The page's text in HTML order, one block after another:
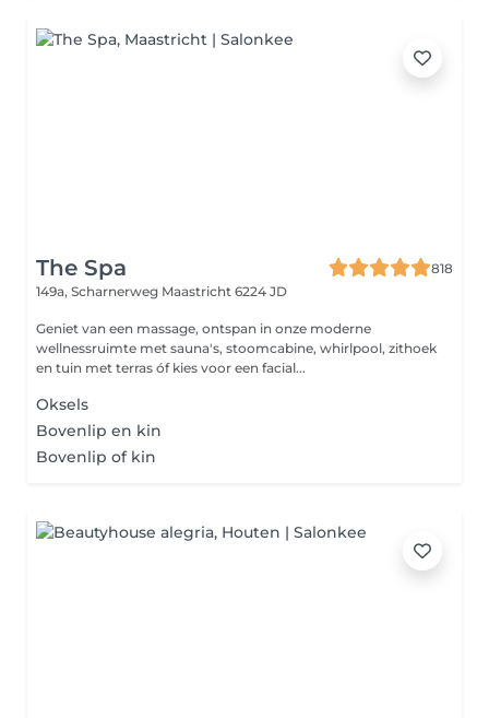
The Spa
818
149a, Scharnerweg Maastricht 6224 JD
Geniet van een massage, ontspan in onze moderne
wellnessruimte met sauna's, stoomcabine, whirlpool, zithoek
en tuin met terras óf kies voor een facial...
Oksels
Bovenlip en kin
Bovenlip of kin